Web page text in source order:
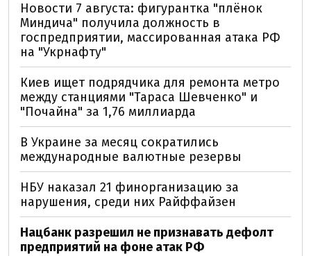
Новости 7 августа: фигурантка "плёнок
Миндича" получила должность в
госпредприятии, массированная атака РФ
на "Укрнафту"
Киев ищет подрядчика для ремонта метро
между станциями "Тараса Шевченко" и
"Почайна" за 1,76 миллиарда
В Украине за месяц сократились
международные валютные резервы
НБУ наказал 21 финорганизацию за
нарушения, среди них Райффайзен
Нацбанк разрешил не признавать дефолт
предприятий на фоне атак РФ